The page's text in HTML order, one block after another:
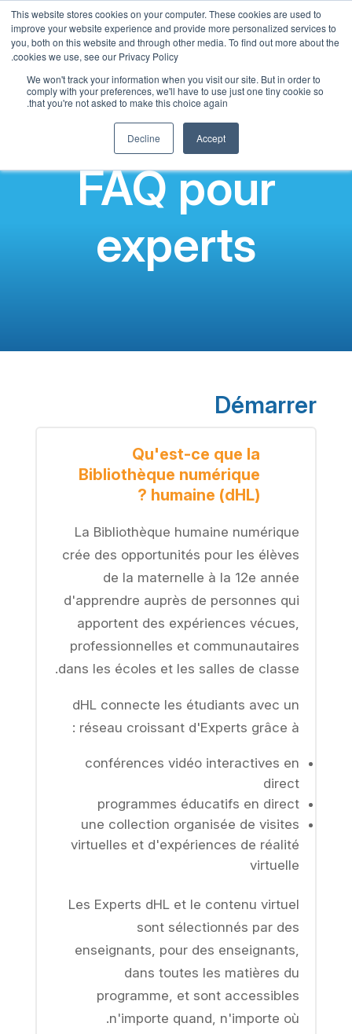
This website stores cookies on your computer. These cookies are used to
improve your website experience and provide more personalized services to
you, both on this website and through other media. To find out more about the
cookies we use, see our Privacy Policy.
We won't track your information when you visit our site. But in order to
comply with your preferences, we'll have to use just one tiny cookie so
that you're not asked to make this choice again.
Accept
Decline
FAQ pour
experts
Démarrer
Qu'est-ce que la
Bibliothèque numérique
humaine (dHL) ?
La Bibliothèque humaine numérique
crée des opportunités pour les élèves
de la maternelle à la 12e année
d'apprendre auprès de personnes qui
apportent des expériences vécues,
professionnelles et communautaires
dans les écoles et les salles de classe.
dHL connecte les étudiants avec un
réseau croissant d'Experts grâce à :
conférences vidéo interactives en
direct
programmes éducatifs en direct
une collection organisée de visites
virtuelles et d'expériences de réalité
virtuelle
Les Experts dHL et le contenu virtuel
sont sélectionnés par des
enseignants, pour des enseignants,
dans toutes les matières du
programme, et sont accessibles
n'importe quand, n'importe où.
French
English
Spanish
Chinese
Hindi
Tagalog